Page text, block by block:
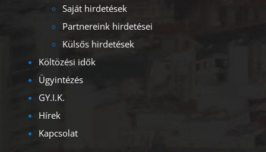
Saját hirdetések
Partnereink hirdetései
Külsős hirdetések
Költözési idők
Ügyintézés
GY.I.K.
Hírek
Kapcsolat